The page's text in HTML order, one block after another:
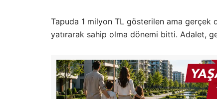
Tapuda 1 milyon TL gösterilen ama gerçek
yatırarak sahip olma dönemi bitti. Adalet,